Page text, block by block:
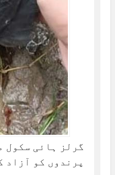
گرلز ہائی سکول
پرندوں کو آزاد